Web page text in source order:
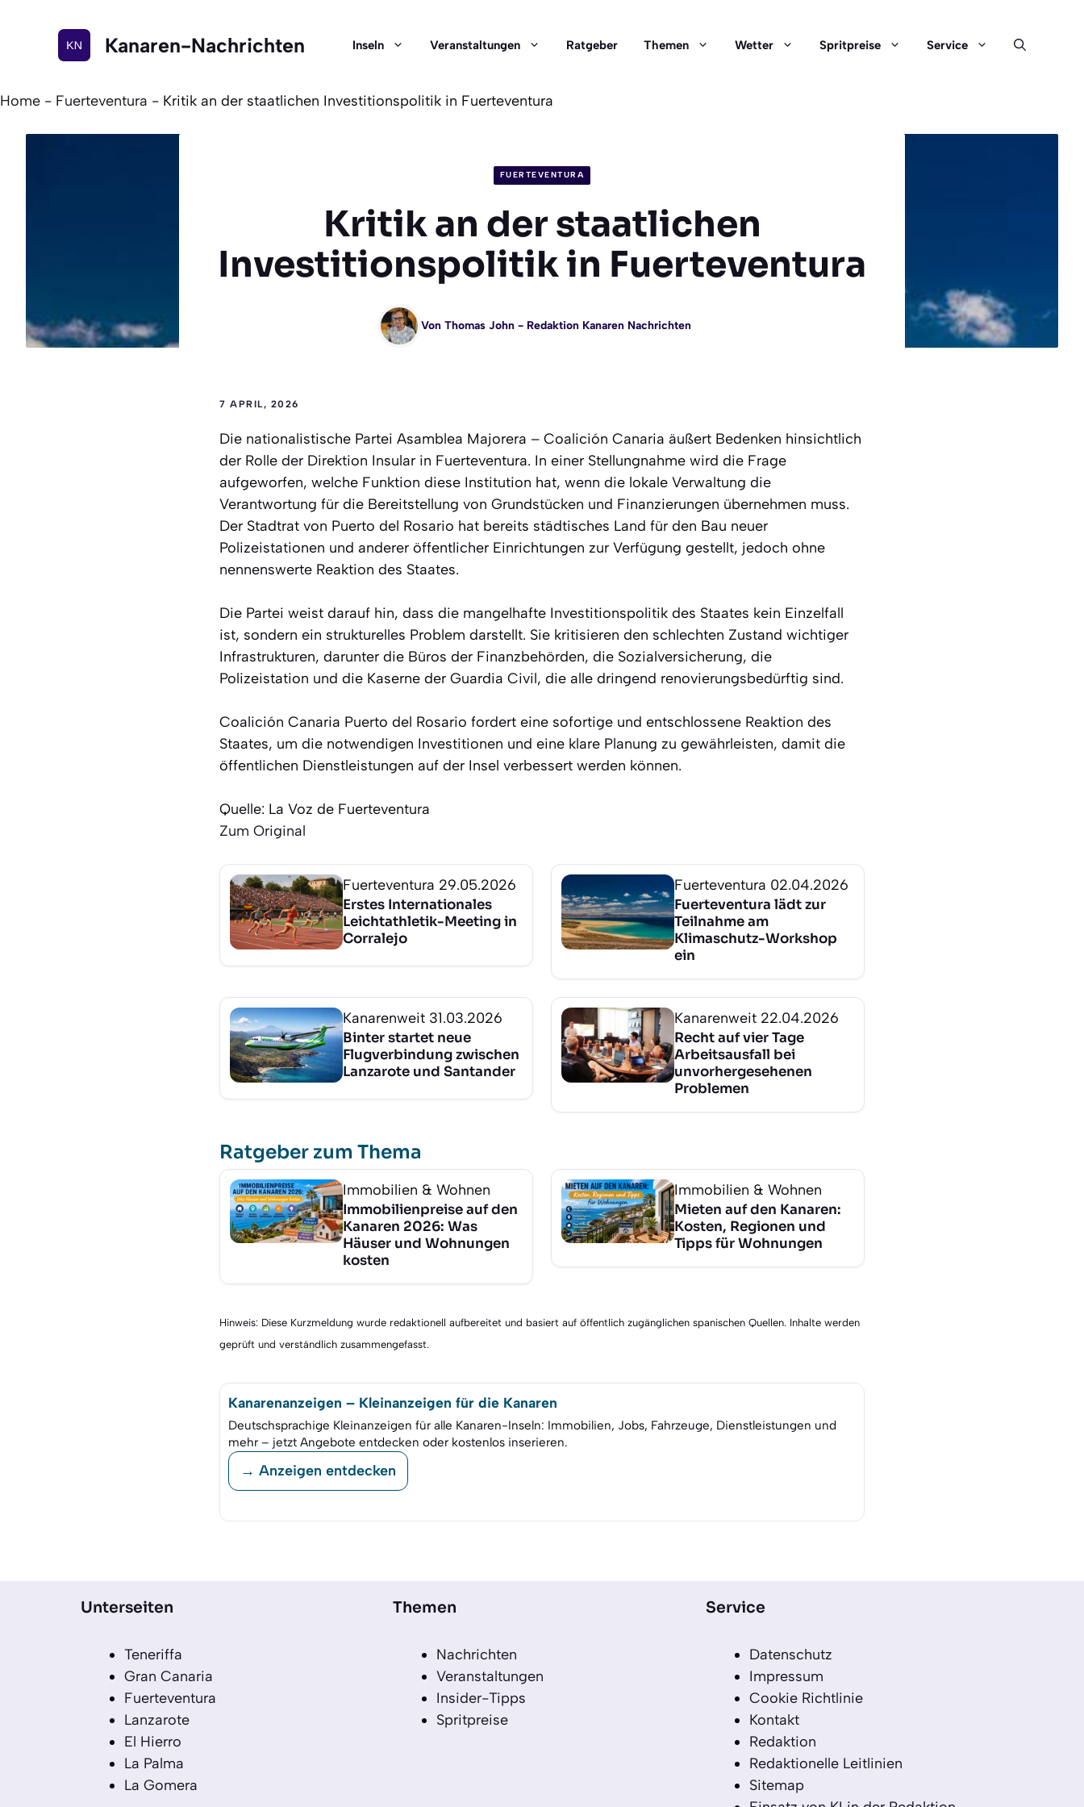
Kanaren-Nachrichten Inseln Veranstaltungen Ratgeber Themen Wetter Spritpreise Service
Home - Fuerteventura - Kritik an der staatlichen Investitionspolitik in Fuerteventura
FUERTEVENTURA
Kritik an der staatlichen
Investitionspolitik in Fuerteventura
Von Thomas John- Redaktion Kanaren Nachrichten
7 APRIL, 2026
Die nationalistische Partei Asamblea Majorera – Coalición Canaria äußert Bedenken hinsichtlich
der Rolle der Direktion Insular in Fuerteventura. In einer Stellungnahme wird die Frage
aufgeworfen, welche Funktion diese Institution hat, wenn die lokale Verwaltung die
Verantwortung für die Bereitstellung von Grundstücken und Finanzierungen übernehmen muss.
Der Stadtrat von Puerto del Rosario hat bereits städtisches Land für den Bau neuer
Polizeistationen und anderer öffentlicher Einrichtungen zur Verfügung gestellt, jedoch ohne
nennenswerte Reaktion des Staates.
Die Partei weist darauf hin, dass die mangelhafte Investitionspolitik des Staates kein Einzelfall
ist, sondern ein strukturelles Problem darstellt. Sie kritisieren den schlechten Zustand wichtiger
Infrastrukturen, darunter die Büros der Finanzbehörden, die Sozialversicherung, die
Polizeistation und die Kaserne der Guardia Civil, die alle dringend renovierungsbedürftig sind.
Coalición Canaria Puerto del Rosario fordert eine sofortige und entschlossene Reaktion des
Staates, um die notwendigen Investitionen und eine klare Planung zu gewährleisten, damit die
öffentlichen Dienstleistungen auf der Insel verbessert werden können.
Quelle: La Voz de Fuerteventura
Zum Original
Fuerteventura 29.05.2026
Erstes Internationales
Leichtathletik-Meeting in
Corralejo
Fuerteventura 02.04.2026
Fuerteventura lädt zur
Teilnahme am
Klimaschutz-Workshop
ein
Kanarenweit 31.03.2026
Binter startet neue
Flugverbindung zwischen
Lanzarote und Santander
Kanarenweit 22.04.2026
Recht auf vier Tage
Arbeitsausfall bei
unvorhergesehenen
Problemen
Ratgeber zum Thema
Immobilien & Wohnen
Immobilienpreise auf den
Kanaren 2026: Was
Häuser und Wohnungen
kosten
Immobilien & Wohnen
Mieten auf den Kanaren:
Kosten, Regionen und
Tipps für Wohnungen
Hinweis: Diese Kurzmeldung wurde redaktionell aufbereitet und basiert auf öffentlich zugänglichen spanischen Quellen. Inhalte werden
geprüft und verständlich zusammengefasst.
Kanarenanzeigen – Kleinanzeigen für die Kanaren
Deutschsprachige Kleinanzeigen für alle Kanaren-Inseln: Immobilien, Jobs, Fahrzeuge, Dienstleistungen und
mehr – jetzt Angebote entdecken oder kostenlos inserieren.
→ Anzeigen entdecken
Unterseiten
Teneriffa
Gran Canaria
Fuerteventura
Lanzarote
El Hierro
La Palma
La Gomera
Themen
Nachrichten
Veranstaltungen
Insider-Tipps
Spritpreise
Service
Datenschutz
Impressum
Cookie Richtlinie
Kontakt
Redaktion
Redaktionelle Leitlinien
Sitemap